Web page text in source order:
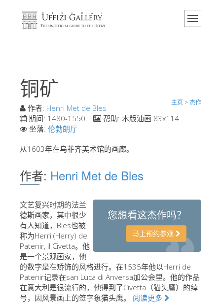
主页
游客的评论
联系我们
虚拟之旅
展示室
艺术家
新展示室厅
佛罗伦萨博物馆
巴杰罗美术馆
学院美术馆
铜矿
主页 >杰作
作者: Henri Met de Bles
期间: 1480-1550 帮助: 木版油画 83x114
坐落: 伦勃朗厅
从1603年在乌菲齐美术馆的画廊。
作者: Henri Met de Bles
您想看这杰作吗？
马上预约参观
文艺复兴时期的法兰
德斯画家，其中很少
有人知道，Bles也被
称为Herri (Herry) de
Patenir, il Civetta。他
是一个景观画家，他
的数字是在矫饰的风格进行。在1535年他以Herri de
Patenir记录在san Luca di Anversa加公会里。他的作品
在意大利是很流行的，他得到了Civetta（猫头鹰）的绰
号，因风景画上的签字象猫头鹰。 阅读更多